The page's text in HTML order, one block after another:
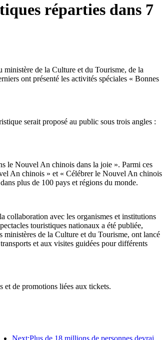
réparties dans 7
ministère de la Culture et du Tourisme, de la
ont présenté les activités spéciales « Bonnes
serait proposé au public sous trois angles :
le Nouvel An chinois dans la joie ». Parmi ces
An chinois » et « Célébrer le Nouvel An chinois
plus de 100 pays et régions du monde.
collaboration avec les organismes et institutions
touristiques nationaux a été publiée,
ministères de la Culture et du Tourisme, ont lancé
et aux visites guidées pour différents
et de promotions liées aux tickets.